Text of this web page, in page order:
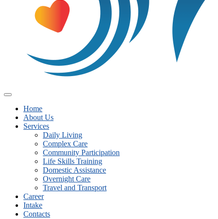
Home
About Us
Services
Daily Living
Complex Care
Community Participation
Life Skills Training
Domestic Assistance
Overnight Care
Travel and Transport
Career
Intake
Contacts